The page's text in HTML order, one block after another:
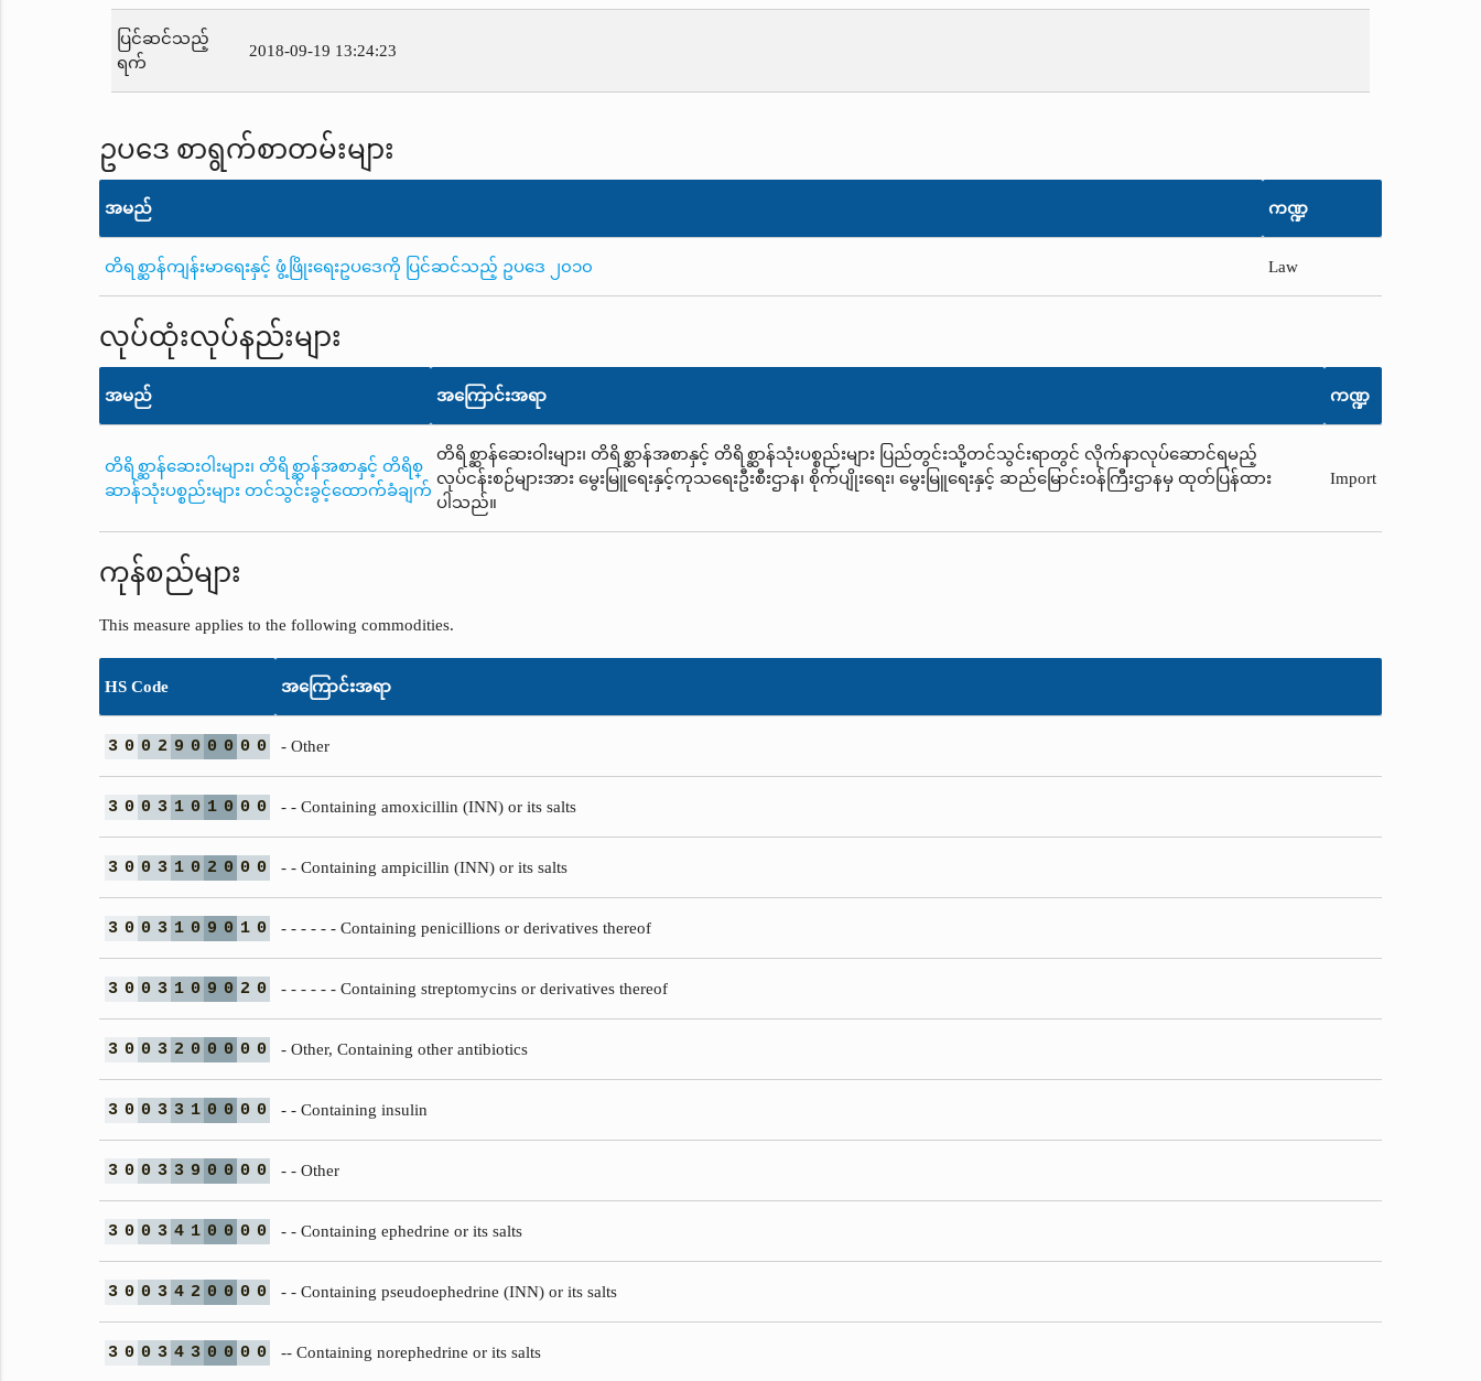
ပြင်ဆင်သည့်
ရက်
2018-09-19 13:24:23
ဥပဒေ စာရွက်စာတမ်းများ
အမည် ကဏ္ဍ
တိရစ္ဆာန်ကျန်းမာရေးနှင့် ဖွံ့ဖြိုးရေးဥပဒေကို ပြင်ဆင်သည့် ဥပဒေ ၂၀၁၀ Law
လုပ်ထုံးလုပ်နည်းများ
အမည် အကြောင်းအရာ ကဏ္ဍ
တိရိစ္ဆာန်ဆေးဝါးများ၊ တိရိစ္ဆာန်အစာနှင့် တိရိစ္
ဆာန်သုံးပစ္စည်းများ တင်သွင်းခွင့်ထောက်ခံချက်
တိရိစ္ဆာန်ဆေးဝါးများ၊ တိရိစ္ဆာန်အစာနှင့် တိရိစ္ဆာန်သုံးပစ္စည်းများ ပြည်တွင်းသို့တင်သွင်းရာတွင် လိုက်နာလုပ်ဆောင်ရမည့်
လုပ်ငန်းစဉ်များအား မွေးမြူရေးနှင့်ကုသရေးဦးစီးဌာန၊ စိုက်ပျိုးရေး၊ မွေးမြူရေးနှင့် ဆည်မြောင်းဝန်ကြီးဌာနမှ ထုတ်ပြန်ထား
ပါသည်။
Import
ကုန်စည်များ
This measure applies to the following commodities.
HS Code အကြောင်းအရာ
3 0 0 2 9 0 0 0 0 0 - Other
3 0 0 3 1 0 1 0 0 0 - - Containing amoxicillin (INN) or its salts
3 0 0 3 1 0 2 0 0 0 - - Containing ampicillin (INN) or its salts
3 0 0 3 1 0 9 0 1 0 - - - - - - Containing penicillions or derivatives thereof
3 0 0 3 1 0 9 0 2 0 - - - - - - Containing streptomycins or derivatives thereof
3 0 0 3 2 0 0 0 0 0 - Other, Containing other antibiotics
3 0 0 3 3 1 0 0 0 0 - - Containing insulin
3 0 0 3 3 9 0 0 0 0 - - Other
3 0 0 3 4 1 0 0 0 0 - - Containing ephedrine or its salts
3 0 0 3 4 2 0 0 0 0 - - Containing pseudoephedrine (INN) or its salts
3 0 0 3 4 3 0 0 0 0 -- Containing norephedrine or its salts